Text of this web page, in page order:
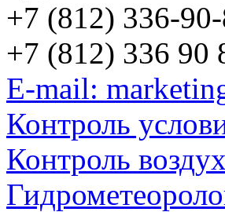
+7 (812) 336-
+7 (812) 336 90
E-mail:
Контроль
Контроль